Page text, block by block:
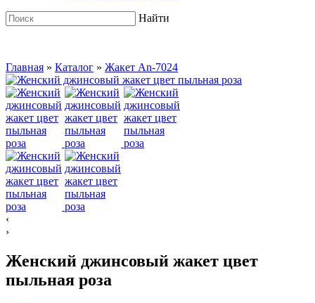
Найти
Главная » Каталог » Жакет An-7024
‹
›
Женский джинсовый жакет цвет
пыльная роза